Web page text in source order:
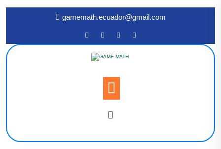
gamemath.ecuador@gmail.com